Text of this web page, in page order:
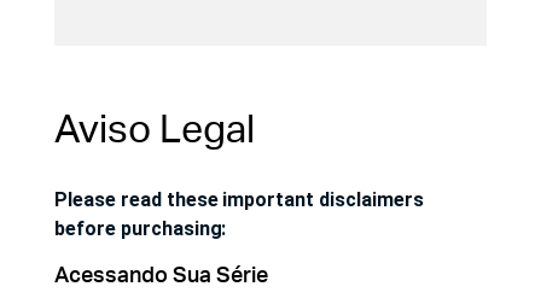
Aviso Legal
Please read these important disclaimers
before purchasing:
Acessando Sua Série